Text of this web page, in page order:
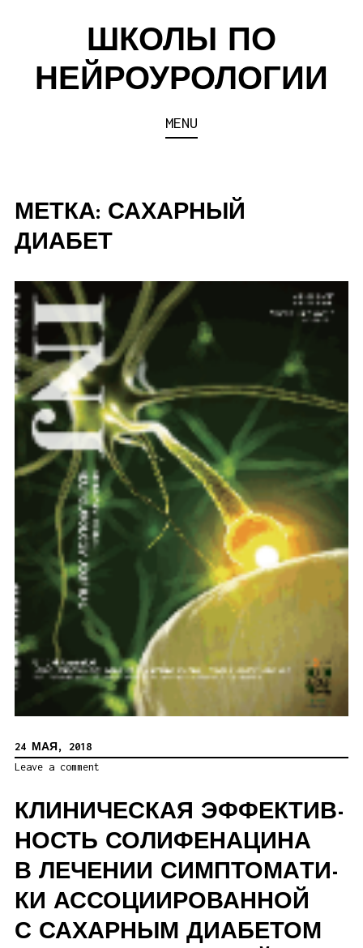
ШКОЛЫ ПО
НЕЙРОУРОЛОГИИ
MENU
МЕТКА: САХАРНЫЙ
ДИАБЕТ
24 МАЯ, 2018
Leave a comment
КЛИ­НИ­ЧЕ­СКАЯ ЭФ­ФЕК­ТИВ­
НОСТЬ СО­ЛИ­ФЕ­НА­ЦИ­НА
В ЛЕ­ЧЕ­НИИ СИМП­ТО­МА­ТИ­
КИ АС­СО­ЦИ­И­РО­ВАН­НОЙ
С СА­ХАР­НЫМ ДИА­БЕ­ТОМ